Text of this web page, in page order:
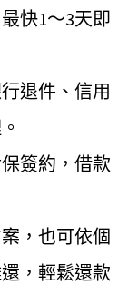
快1～3天即
退件、信用
簽約，借款
，也可依個
，輕鬆還款